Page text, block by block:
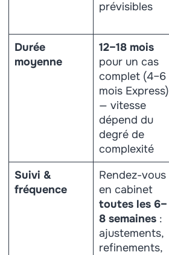
prévisibles
Durée
moyenne
12–18 mois
pour un cas
complet (4–6
mois Express)
— vitesse
dépend du
degré de
complexité
Suivi &
fréquence
Rendez-vous
en cabinet
toutes les 6–
8 semaines:
ajustements,
refinements,